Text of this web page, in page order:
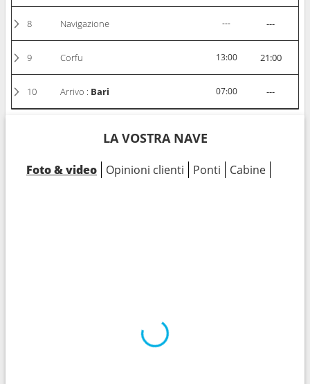
8 Navigazione --- ---
9 Corfu 13:00 21:00
10 Arrivo : Bari 07:00 ---
LA VOSTRA NAVE
Foto & video Opinioni clienti Ponti Cabine